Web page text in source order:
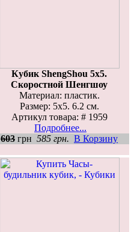
Кубик ShengShou 5x5.
Скоростной Шенгшоу
Материал: пластик.
Размер: 5х5. 6.2 см.
Артикул товара: # 1959
Подробнее...
603 грн 585 грн. В Корзину